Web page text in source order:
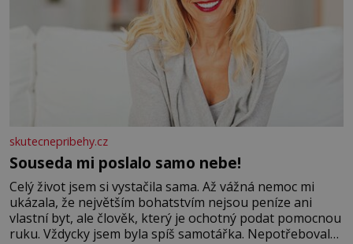
skutecnepribehy.cz
Souseda mi poslalo samo nebe!
Celý život jsem si vystačila sama. Až vážná nemoc mi
ukázala, že největším bohatstvím nejsou peníze ani
vlastní byt, ale člověk, který je ochotný podat pomocnou
ruku. Vždycky jsem byla spíš samotářka. Nepotřebovala